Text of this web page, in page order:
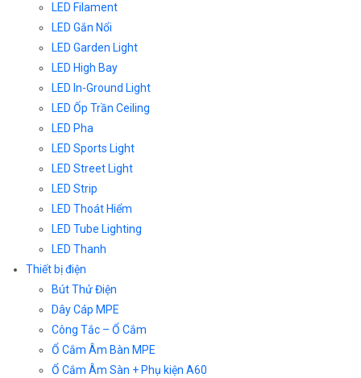
LED Filament
LED Gắn Nổi
LED Garden Light
LED High Bay
LED In-Ground Light
LED Ốp Trần Ceiling
LED Pha
LED Sports Light
LED Street Light
LED Strip
LED Thoát Hiểm
LED Tube Lighting
LED Thanh
Thiết bị điện
Bút Thử Điện
Dây Cáp MPE
Công Tắc – Ổ Cắm
Ổ Cắm Âm Bàn MPE
Ổ Cắm Âm Sàn + Phụ kiện A60